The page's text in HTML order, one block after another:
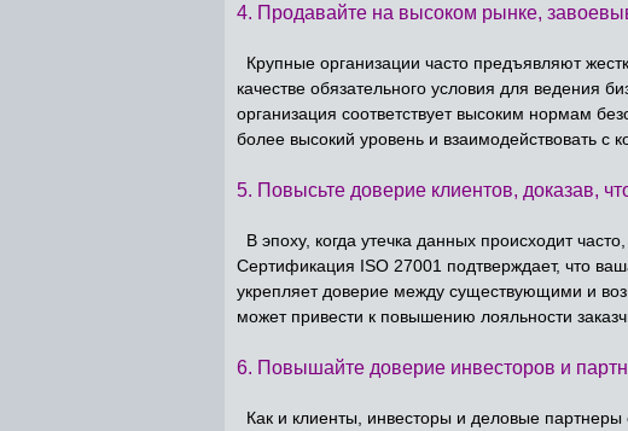
4. Продавайте на высоком рынке,
Крупные организации часто предъявляют
качестве обязательного условия для ведения
организация соответствует высоким нормам
более высокий уровень и взаимодействовать с
5. Повысьте доверие клиентов, доказав,
В эпоху, когда утечка данных происходит
Сертификация ISO 27001 подтверждает, что
укрепляет доверие между существующими и
может привести к повышению лояльности
6. Повышайте доверие инвесторов и
Как и клиенты, инвесторы и деловые